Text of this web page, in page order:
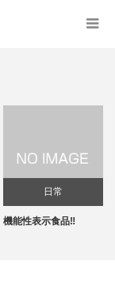
日常
機能性表示食品‼️